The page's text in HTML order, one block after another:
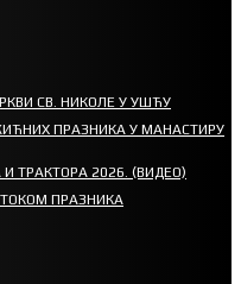
СВ. НИКОЛЕ У УШЋУ
ПРАЗНИКА У МАНАСТИРУ
ТРАКТОРА 2026. (ВИДЕО)
ПРАЗНИКА